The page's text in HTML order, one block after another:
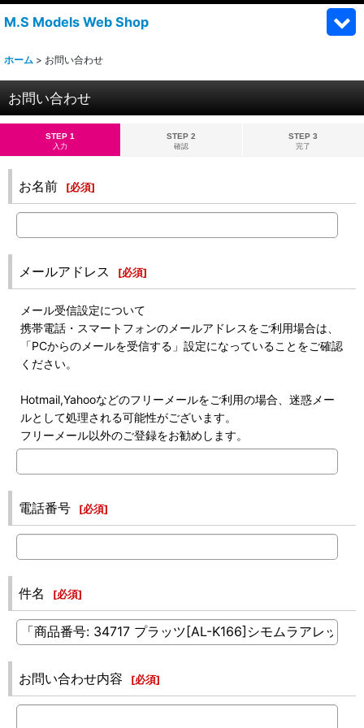
M.S Models Web Shop
ホーム > お問い合わせ
お問い合わせ
STEP 1
入力
STEP 2
確認
STEP 3
完了
お名前 [必須]
メールアドレス [必須]
メール受信設定について
携帯電話・スマートフォンのメールアドレスをご利用場合は、
「PCからのメールを受信する」設定になっていることをご確認
ください。
Hotmail,Yahooなどのフリーメールをご利用の場合、迷惑メー
ルとして処理される可能性がございます。
フリーメール以外のご登録をお勧めします。
電話番号 [必須]
件名 [必須]
お問い合わせ内容 [必須]